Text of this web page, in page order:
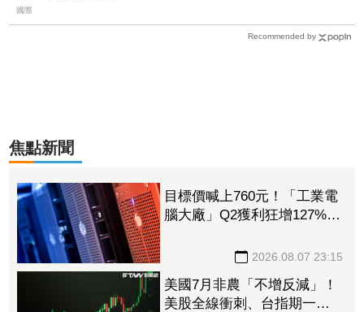
國際
Recommended by
焦點新聞
目標價喊上760元！「工業電
腦大廠」Q2獲利狂增127%
2026.08.07 23:15
美國7月非農「不增反減」！
美股全線衝刺、台指期一度